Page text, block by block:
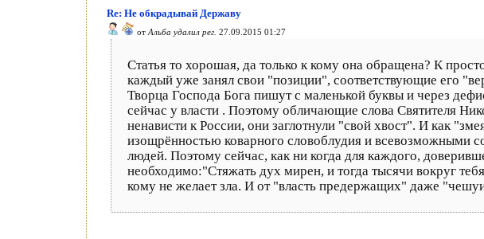
Re: Не обкрадывай Державу
от Альба удалил рег. 27.09.2015 01:27
Статья то хорошая, да только к кому она обращена? К
каждый уже занял свои "позиции", соответствующие его
Творца Господа Бога пишут с маленькой буквы и через
сейчас у власти . Поэтому обличающие слова Святителя
ненависти к России, они заглотнули "свой хвост". И как
изощрённостью коварного словоблудия и всевозможными
людей. Поэтому сейчас, как ни когда для каждого,
необходимо:"Стяжать дух мирен, и тогда тысячи вокруг
кому не желает зла. И от "власть предержащих" даже